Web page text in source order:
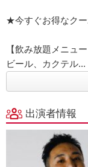
★今すぐお得なクー
【飲み放題メニュー
ビール、カクテル...
出演者情報